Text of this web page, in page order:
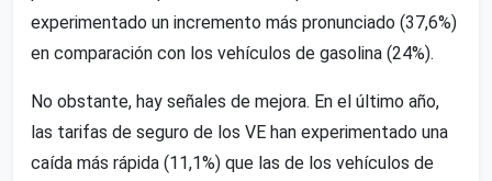
experimentado un incremento más pronunciado (37,6%)
en comparación con los vehículos de gasolina (24%).
No obstante, hay señales de mejora. En el último año,
las tarifas de seguro de los VE han experimentado una
caída más rápida (11,1%) que las de los vehículos de